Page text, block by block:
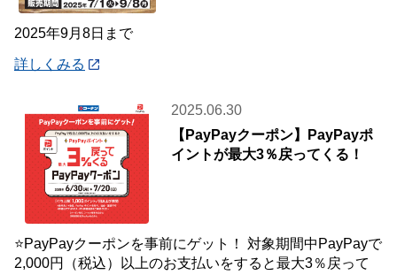
2025年9月8日まで
詳しくみる
2025.06.30
【PayPayクーポン】PayPayポ
イントが最大3％戻ってくる！
⭐PayPayクーポンを事前にゲット！ 対象期間中PayPayで
2,000円（税込）以上のお支払いをすると最大3％戻って